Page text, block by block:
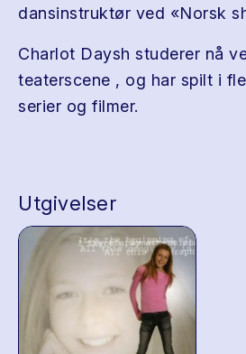
dansinstruktør ved «Norsk
Charlot Daysh studerer nå
teaterscene , og har spilt i
serier og filmer.
Utgivelser